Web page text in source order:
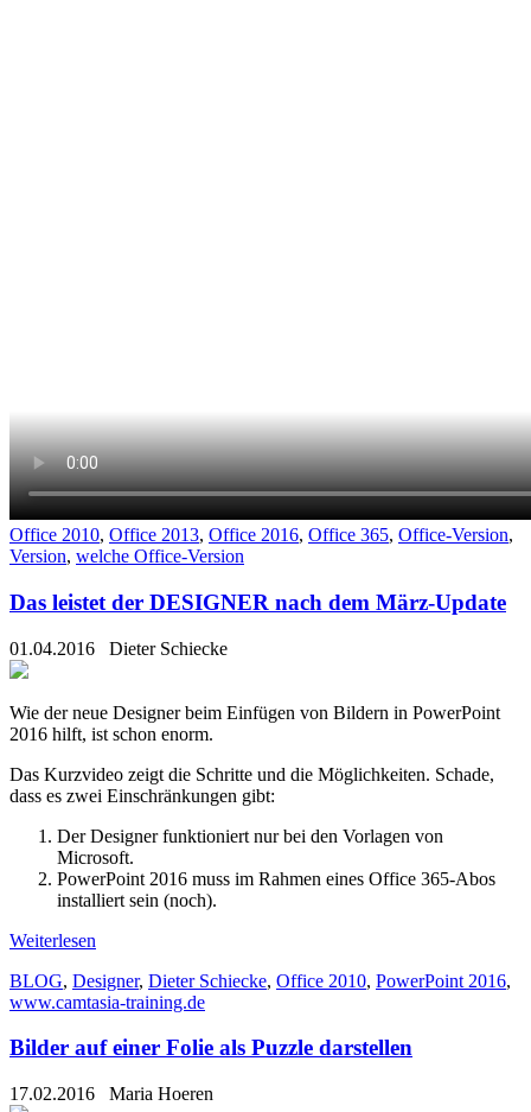
Office 2010, Office 2013, Office 2016, Office 365, Office-Version,
Version, welche Office-Version
Das leistet der DESIGNER nach dem März-Update
01.04.2016 Dieter Schiecke
Wie der neue Designer beim Einfügen von Bildern in PowerPoint
2016 hilft, ist schon enorm.
Das Kurzvideo zeigt die Schritte und die Möglichkeiten. Schade,
dass es zwei Einschränkungen gibt:
Der Designer funktioniert nur bei den Vorlagen von
Microsoft.
PowerPoint 2016 muss im Rahmen eines Office 365-Abos
installiert sein (noch).
Weiterlesen
BLOG, Designer, Dieter Schiecke, Office 2010, PowerPoint 2016,
www.camtasia-training.de
Bilder auf einer Folie als Puzzle darstellen
17.02.2016 Maria Hoeren